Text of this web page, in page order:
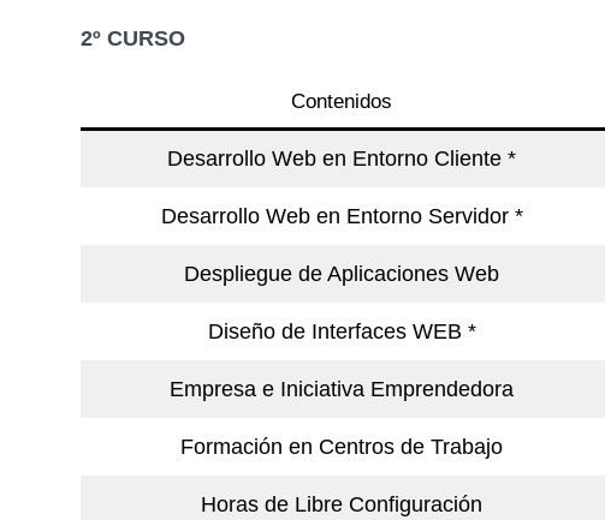
2º CURSO
Contenidos
Desarrollo Web en Entorno Cliente *
Desarrollo Web en Entorno Servidor *
Despliegue de Aplicaciones Web
Diseño de Interfaces WEB *
Empresa e Iniciativa Emprendedora
Formación en Centros de Trabajo
Horas de Libre Configuración